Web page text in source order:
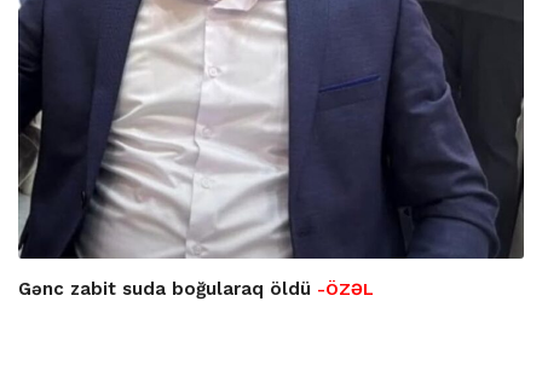
Gənc zabit suda boğularaq öldü -ÖZƏL